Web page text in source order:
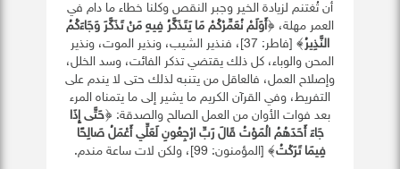
أن تُغتنم لزيادة الخير وجبر النقص وكلنا خطاء ما دام في
العمر مهلة، ﴿أَوَلَمْ نُعَمِّرْكُمْ مَا يَتَذَكَّرُ فِيهِ مَنْ تَذَكَّرَ وَجَاءَكُمُ
النَّذِيرُ
﴾ [فاطر: 37]، فنذير الشيب، ونذير الموت، ونذير
المحن والوباء، كل ذلك يقتضي تذكر الفائت، وسد الخلل،
وإصلاح العمل، فالعاقل من يتنبه لذلك حتى لا يندم على
التفريط، وفي القرآن الكريم ما يشير إلى ما يتمناه المرء
بعد فوات الأوان من العمل الصالح والصدقة: ﴿حَتَّى إِذَا
جَاءَ أَحَدَهُمُ الْمَوْتُ قَالَ رَبِّ ارْجِعُونِ لَعَلِّي أَعْمَلُ صَالِحًا
فِيمَا تَرَكْتُ﴾ [المؤمنون: 99]، ولكن لات ساعة مندم.